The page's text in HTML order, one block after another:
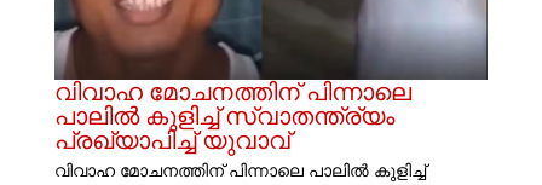
വിവാഹ മോചനത്തിന് പിന്നാലെ
പാലിൽ കുളിച്ച് സ്വാതന്ത്ര്യം
പ്രഖ്യാപിച്ച് യുവാവ്
വിവാഹ മോചനത്തിന് പിന്നാലെ പാലിൽ കുളിച്ച്